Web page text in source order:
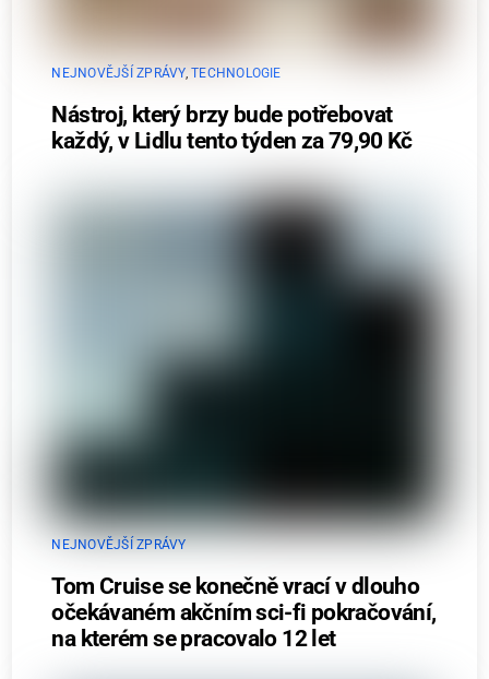
NEJNOVĚJŠÍ ZPRÁVY,TECHNOLOGIE
Nástroj, který brzy bude potřebovat
každý, v Lidlu tento týden za 79,90 Kč
NEJNOVĚJŠÍ ZPRÁVY
Tom Cruise se konečně vrací v dlouho
očekávaném akčním sci-fi pokračování,
na kterém se pracovalo 12 let